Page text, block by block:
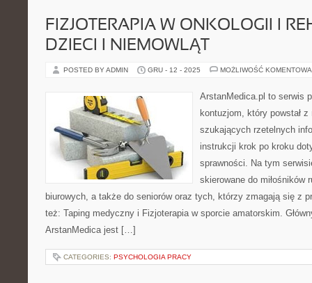
FIZJOTERAPIA W ONKOLOGII I
DZIECI I NIEMOWLĄT
POSTED BY ADMIN GRU - 12 - 2025 MOŻLIWOŚĆ
ArstanMedica.pl to serwis
kontuzjom, który powstał
szukających rzetelnych
instrukcji krok po kroku
sprawności. Na tym
skierowane do miłośników
biurowych, a także do seniorów oraz tych, którzy zmagają się z
też: Taping medyczny i Fizjoterapia w sporcie amatorskim.
ArstanMedica jest […]
CATEGORIES: PSYCHOLOGIA PRACY